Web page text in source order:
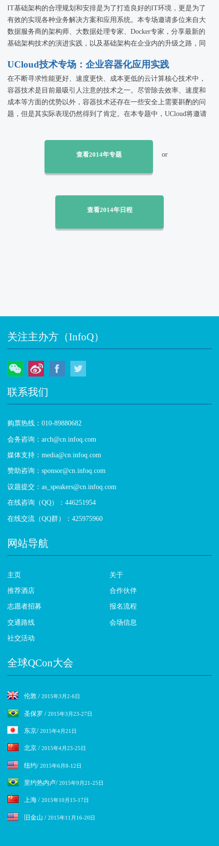
IT基础架构的合理规划和安排是为了打造良好的IT环境，更是为了
有效的实现各种业务解决方案和应用系统。本专场邀请多位来自大
数据服务商的架构师、大数据处理专家、Docker专家，分享最新的
基础架构技术的演进实践，以及基础架构在企业内的升级之路，同
UCloud技术专场：企业容器化应用实践
在不断寻求性能更好、速度更快、成本更低的云计算核心技术中，
容器技术是目前最吸引人注意的技术之一。尽管除去效率、速度和
成本等方面的优势以外，容器技术还存在一些安全上需要斟酌的问
题，但是其实际表现仍然得到了肯定。在本专题中，UCloud将邀请
查看2014年专题 or
查看2014年日程
关注主办方（InfoQ）
微信 微博 Facebook
联系我们
购票热线：010-89880682
会务咨询：arch@cn.infoq.com
媒体支持：media@cn.infoq.com
赞助咨询：sponsor@cn.infoq.com
议题提交：as_speakers@cn.infoq.com
在线咨询（QQ）：446251954
在线交流（QQ群）：425975960
网站导航
主页 关于
推荐酒店 合作伙伴
志愿者招募 报名流程
交通路线 会场信息
社交活动
全球QCon大会
伦敦 / 2015年3月2-6日
圣保罗 / 2015年3月23-27日
东京/ 2015年4月21日
北京 / 2015年4月23-25日
纽约/ 2015年6月8-12日
里约热内卢/ 2015年9月21-25日
上海 / 2015年10月15-17日
旧金山 / 2015年11月16-20日